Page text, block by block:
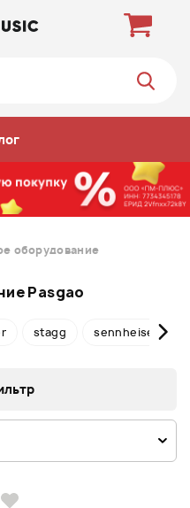
оборудование
Pasgao
stagg sennheiser